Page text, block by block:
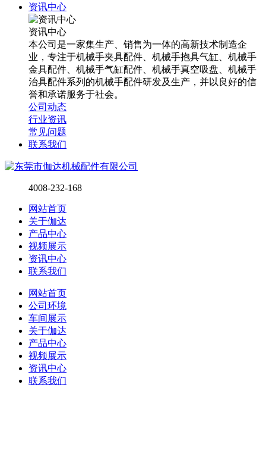
资讯中心
资讯中心
本公司是一家集生产、销售为一体的高新技术制造企
业，专注于机械手夹具配件、机械手抱具气缸、机械手
金具配件、机械手气缸配件、机械手真空吸盘、机械手
治具配件系列的机械手配件研发及生产，并以良好的信
誉和承诺服务于社会。
公司动态
行业资讯
常见问题
联系我们
4008-232-168
网站首页
关于伽达
产品中心
视频展示
资讯中心
联系我们
网站首页
公司环境
车间展示
关于伽达
产品中心
视频展示
资讯中心
联系我们